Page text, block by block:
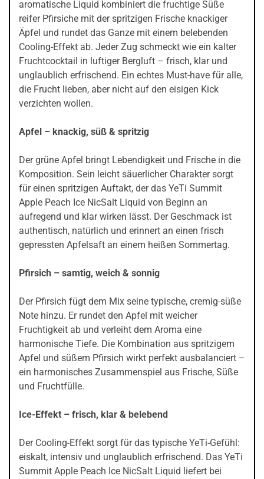
aromatische Liquid kombiniert die fruchtige Süße
reifer Pfirsiche mit der spritzigen Frische knackiger
Äpfel und rundet das Ganze mit einem belebenden
Cooling-Effekt ab. Jeder Zug schmeckt wie ein kalter
Fruchtcocktail in luftiger Bergluft – frisch, klar und
unglaublich erfrischend. Ein echtes Must-have für alle,
die Frucht lieben, aber nicht auf den eisigen Kick
verzichten wollen.
Apfel – knackig, süß & spritzig
Der grüne Apfel bringt Lebendigkeit und Frische in die
Komposition. Sein leicht säuerlicher Charakter sorgt
für einen spritzigen Auftakt, der das YeTi Summit
Apple Peach Ice NicSalt Liquid von Beginn an
aufregend und klar wirken lässt. Der Geschmack ist
authentisch, natürlich und erinnert an einen frisch
gepressten Apfelsaft an einem heißen Sommertag.
Pfirsich – samtig, weich & sonnig
Der Pfirsich fügt dem Mix seine typische, cremig-süße
Note hinzu. Er rundet den Apfel mit weicher
Fruchtigkeit ab und verleiht dem Aroma eine
harmonische Tiefe. Die Kombination aus spritzigem
Apfel und süßem Pfirsich wirkt perfekt ausbalanciert –
ein harmonisches Zusammenspiel aus Frische, Süße
und Fruchtfülle.
Ice-Effekt – frisch, klar & belebend
Der Cooling-Effekt sorgt für das typische YeTi-Gefühl:
eiskalt, intensiv und unglaublich erfrischend. Das YeTi
Summit Apple Peach Ice NicSalt Liquid liefert bei